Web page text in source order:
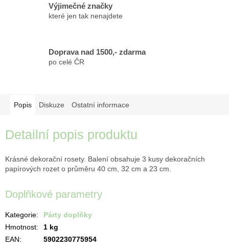
Výjimečné značky
které jen tak nenajdete
Doprava nad 1500,- zdarma
po celé ČR
Popis Diskuze Ostatní informace
Detailní popis produktu
Krásné dekorační rosety. Balení obsahuje 3 kusy dekoračních
papírových rozet o průměru 40 cm, 32 cm a 23 cm.
Doplňkové parametry
Kategorie:
Párty doplňky
Hmotnost:
1 kg
EAN: 5902230775954